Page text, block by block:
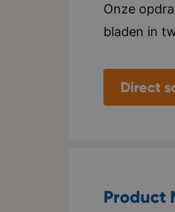
Onze
bladen in
Direct
Product